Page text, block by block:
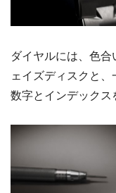
ダイヤルには、色
ェイズディスクと
数字とインデックス